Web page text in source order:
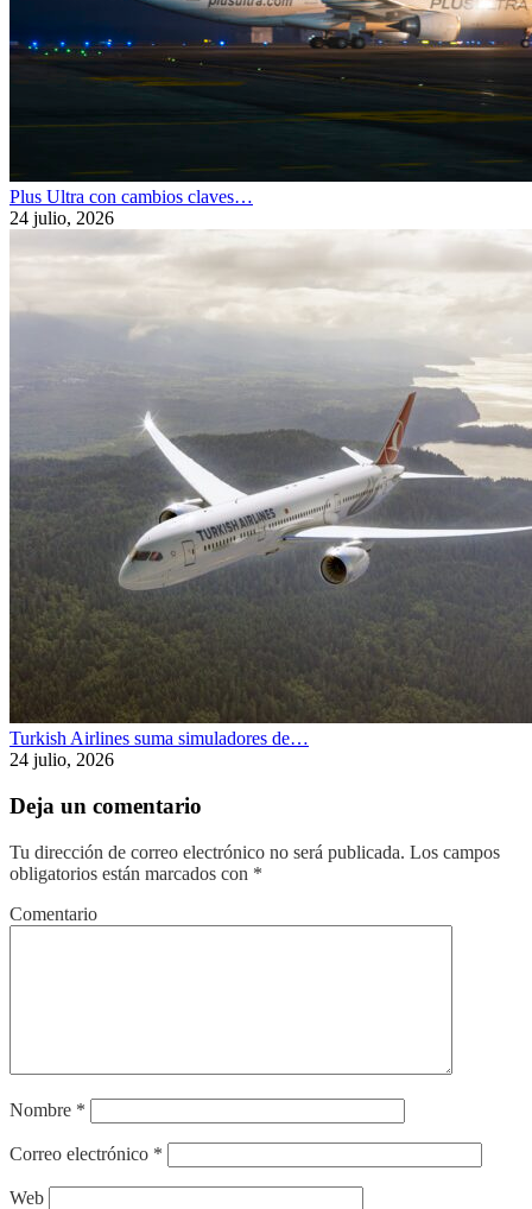
Plus Ultra con cambios claves…
24 julio, 2026
Turkish Airlines suma simuladores de…
24 julio, 2026
Deja un comentario
Tu dirección de correo electrónico no será publicada. Los campos
obligatorios están marcados con *
Comentario
Nombre *
Correo electrónico *
Web